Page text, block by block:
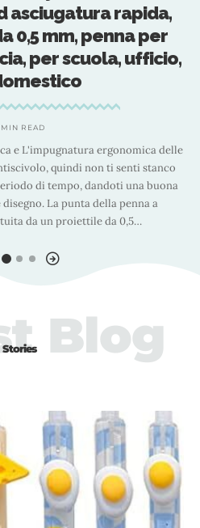
asciugatura rapida,
0,5 mm, penna per
per scuola, ufficio,
READ
e L'impugnatura ergonomica delle
quindi non ti senti stanco
di tempo, dandoti una buona
La punta della penna a
da un proiettile da 0,5…
Stories Blog